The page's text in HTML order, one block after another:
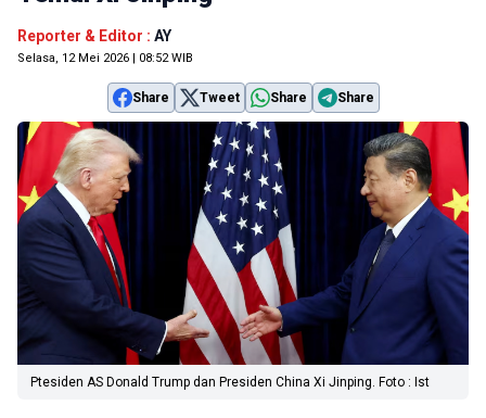
Reporter & Editor : AY
Selasa, 12 Mei 2026 | 08:52 WIB
Share Tweet Share Share
Ptesiden AS Donald Trump dan Presiden China Xi Jinping. Foto : Ist